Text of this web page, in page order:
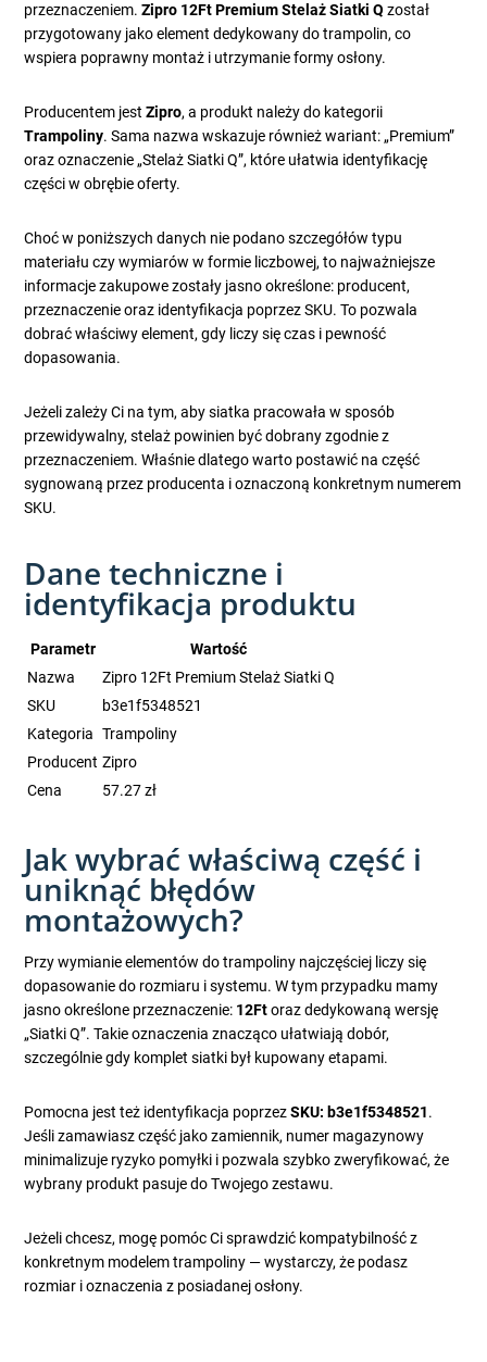
przeznaczeniem.Zipro 12Ft Premium Stelaż Siatki Q został
przygotowany jako element dedykowany do trampolin, co
wspiera poprawny montaż i utrzymanie formy osłony.
Producentem jestZipro, a produkt należy do kategorii
Trampoliny. Sama nazwa wskazuje również wariant: „Premium”
oraz oznaczenie „Stelaż Siatki Q”, które ułatwia identyfikację
części w obrębie oferty.
Choć w poniższych danych nie podano szczegółów typu
materiału czy wymiarów w formie liczbowej, to najważniejsze
informacje zakupowe zostały jasno określone: producent,
przeznaczenie oraz identyfikacja poprzez SKU. To pozwala
dobrać właściwy element, gdy liczy się czas i pewność
dopasowania.
Jeżeli zależy Ci na tym, aby siatka pracowała w sposób
przewidywalny, stelaż powinien być dobrany zgodnie z
przeznaczeniem. Właśnie dlatego warto postawić na część
sygnowaną przez producenta i oznaczoną konkretnym numerem
SKU.
Dane techniczne i
identyfikacja produktu
Parametr
Wartość
Nazwa
Zipro 12Ft Premium Stelaż Siatki Q
SKU
b3e1f5348521
Kategoria Trampoliny
Producent Zipro
Cena
57.27 zł
Jak wybrać właściwą część i
uniknąć błędów
montażowych?
Przy wymianie elementów do trampoliny najczęściej liczy się
dopasowanie do rozmiaru i systemu. W tym przypadku mamy
jasno określone przeznaczenie: 12Ftoraz dedykowaną wersję
„Siatki Q”. Takie oznaczenia znacząco ułatwiają dobór,
szczególnie gdy komplet siatki był kupowany etapami.
Pomocna jest też identyfikacja poprzezSKU: b3e1f5348521.
Jeśli zamawiasz część jako zamiennik, numer magazynowy
minimalizuje ryzyko pomyłki i pozwala szybko zweryfikować, że
wybrany produkt pasuje do Twojego zestawu.
Jeżeli chcesz, mogę pomóc Ci sprawdzić kompatybilność z
konkretnym modelem trampoliny — wystarczy, że podasz
rozmiar i oznaczenia z posiadanej osłony.